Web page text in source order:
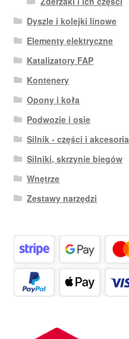
Dyszle i kolejki linowe
Elementy elektryczne
Katalizatory FAP
Kontenery
Opony i koła
Podwozie i osie
Silnik - części i akcesoria
Silniki, skrzynie biegów
Wnętrze
Zestawy narzędzi